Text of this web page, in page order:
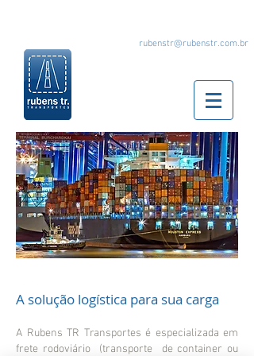
rubenstr@rubenstr.com.br
A solução logística para sua carga
A Rubens TR Transportes é especializada em
frete rodoviário (transporte de container ou